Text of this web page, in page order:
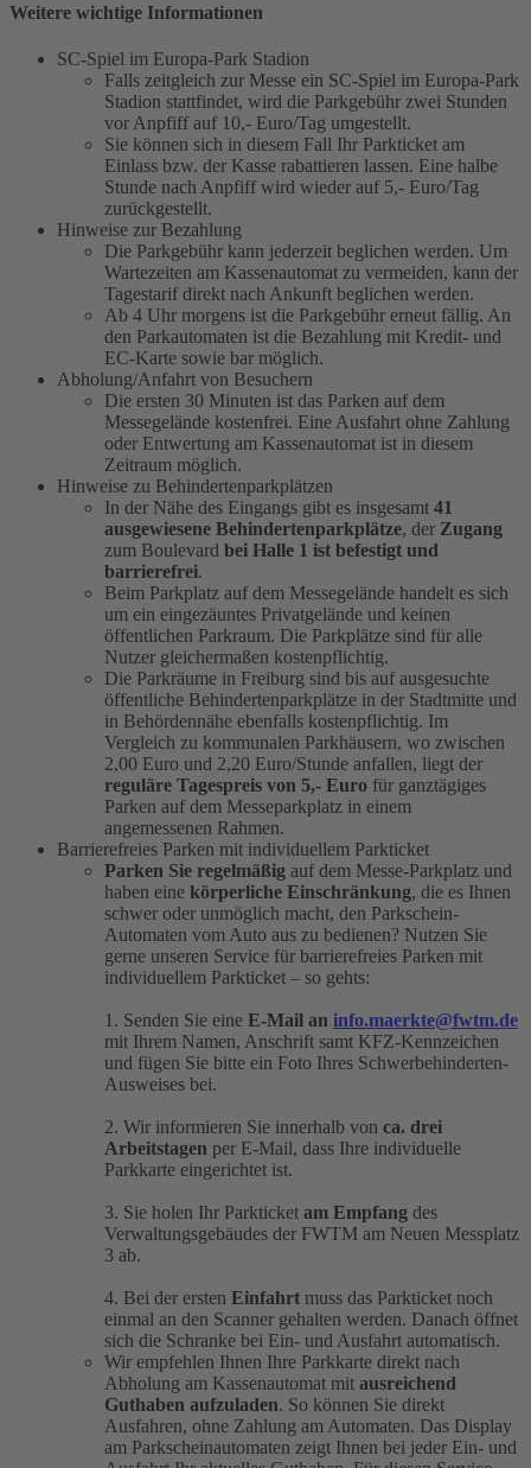
Weitere wichtige Informationen
SC-Spiel im Europa-Park Stadion
Falls zeitgleich zur Messe ein SC-Spiel im Europa-Park
Stadion stattfindet, wird die Parkgebühr zwei Stunden
vor Anpfiff auf 10,- Euro/Tag umgestellt.
Sie können sich in diesem Fall Ihr Parkticket am
Einlass bzw. der Kasse rabattieren lassen. Eine halbe
Stunde nach Anpfiff wird wieder auf 5,- Euro/Tag
zurückgestellt.
Hinweise zur Bezahlung
Die Parkgebühr kann jederzeit beglichen werden. Um
Wartezeiten am Kassenautomat zu vermeiden, kann der
Tagestarif direkt nach Ankunft beglichen werden.
Ab 4 Uhr morgens ist die Parkgebühr erneut fällig. An
den Parkautomaten ist die Bezahlung mit Kredit- und
EC-Karte sowie bar möglich.
Abholung/Anfahrt von Besuchern
Die ersten 30 Minuten ist das Parken auf dem
Messegelände kostenfrei. Eine Ausfahrt ohne Zahlung
oder Entwertung am Kassenautomat ist in diesem
Zeitraum möglich.
Hinweise zu Behindertenparkplätzen
In der Nähe des Eingangs gibt es insgesamt 41
ausgewiesene Behindertenparkplätze, der Zugang
zum Boulevard bei Halle 1 ist befestigt und
barrierefrei.
Beim Parkplatz auf dem Messegelände handelt es sich
um ein eingezäuntes Privatgelände und keinen
öffentlichen Parkraum. Die Parkplätze sind für alle
Nutzer gleichermaßen kostenpflichtig.
Die Parkräume in Freiburg sind bis auf ausgesuchte
öffentliche Behindertenparkplätze in der Stadtmitte und
in Behördennähe ebenfalls kostenpflichtig. Im
Vergleich zu kommunalen Parkhäusern, wo zwischen
2,00 Euro und 2,20 Euro/Stunde anfallen, liegt der
reguläre Tagespreis von 5,- Euro für ganztägiges
Parken auf dem Messeparkplatz in einem
angemessenen Rahmen.
Barrierefreies Parken mit individuellem Parkticket
Parken Sie regelmäßig auf dem Messe-Parkplatz und
haben eine körperliche Einschränkung, die es Ihnen
schwer oder unmöglich macht, den Parkschein-
Automaten vom Auto aus zu bedienen? Nutzen Sie
gerne unseren Service für barrierefreies Parken mit
individuellem Parkticket – so gehts:
1. Senden Sie eine E-Mail an info.maerkte@fwtm.de
mit Ihrem Namen, Anschrift samt KFZ-Kennzeichen
und fügen Sie bitte ein Foto Ihres Schwerbehinderten-
Ausweises bei.
2. Wir informieren Sie innerhalb von ca. drei
Arbeitstagen per E-Mail, dass Ihre individuelle
Parkkarte eingerichtet ist.
3. Sie holen Ihr Parkticket am Empfang des
Verwaltungsgebäudes der FWTM am Neuen Messplatz
3 ab.
4. Bei der ersten Einfahrt muss das Parkticket noch
einmal an den Scanner gehalten werden. Danach öffnet
sich die Schranke bei Ein- und Ausfahrt automatisch.
Wir empfehlen Ihnen Ihre Parkkarte direkt nach
Abholung am Kassenautomat mit ausreichend
Guthaben aufzuladen. So können Sie direkt
Ausfahren, ohne Zahlung am Automaten. Das Display
am Parkscheinautomaten zeigt Ihnen bei jeder Ein- und